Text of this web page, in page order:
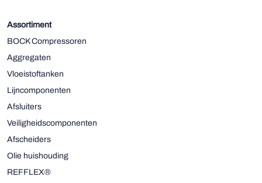
Assortiment
BOCK Compressoren
Aggregaten
Vloeistoftanken
Lijncomponenten
Afsluiters
Veiligheidscomponenten
Afscheiders
Olie huishouding
REFFLEX®